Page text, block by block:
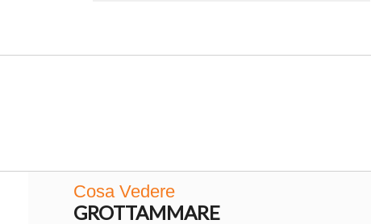
Cosa Vedere
GROTTAMMARE